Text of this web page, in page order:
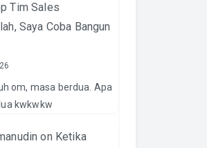
Tim Sales
Saya Coba Bangun
om, masa berdua. Apa
kwkwkw
on Ketika